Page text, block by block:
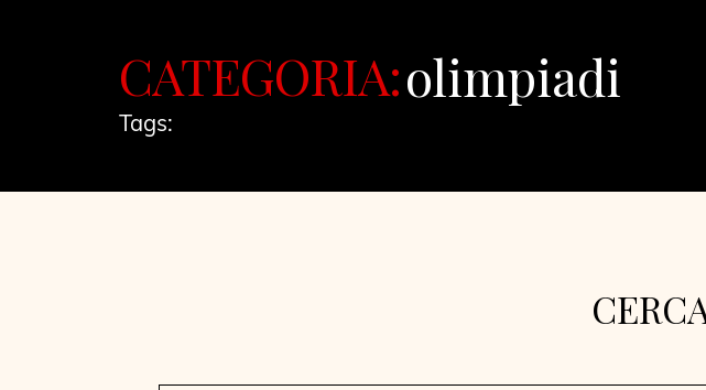
CATEGORIA:olimpiadi
Tags: